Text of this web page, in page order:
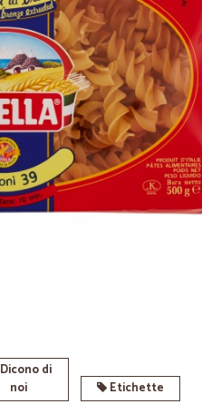
Dicono di
noi
Etichette